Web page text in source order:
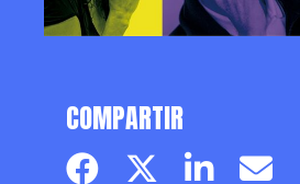
COMPARTIR
Facebook pageTwitter page
Linkedin